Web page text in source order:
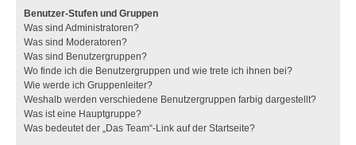
Benutzer-Stufen und Gruppen
Was sind Administratoren?
Was sind Moderatoren?
Was sind Benutzergruppen?
Wo finde ich die Benutzergruppen und wie trete ich ihnen bei?
Wie werde ich Gruppenleiter?
Weshalb werden verschiedene Benutzergruppen farbig dargestellt?
Was ist eine Hauptgruppe?
Was bedeutet der „Das Team“-Link auf der Startseite?